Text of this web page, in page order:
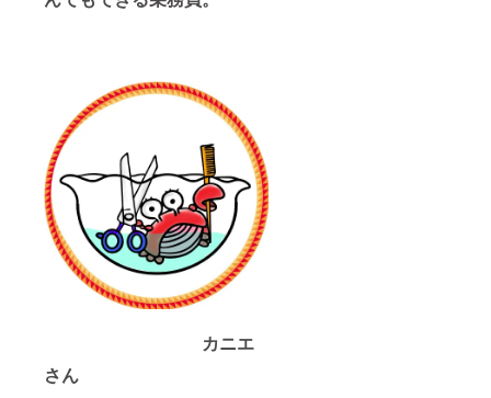
カニエ
さん